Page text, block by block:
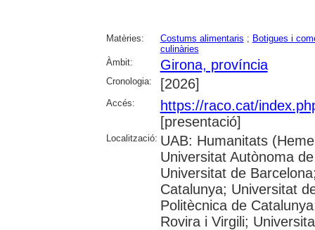
Matèries: Costums alimentaris ; Botigues i
culinàries
Àmbit:
Girona, província
Cronologia: [2026]
Accés:
https://raco.cat/
[presentació]
Localització: UAB: Humanitats
Universitat Autònoma
Universitat de
Catalunya; Universitat
Politècnica de
Rovira i Virgili;